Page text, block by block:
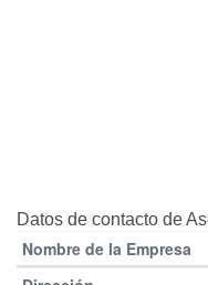
Datos de contacto de